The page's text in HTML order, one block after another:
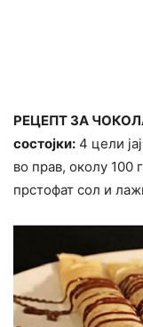
РЕЦЕПТ ЗА
состојки: 4 цели
во прав, околу 100
прстофат сол и